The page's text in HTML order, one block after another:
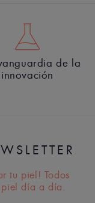
de la
innovación
tu piel! Todos
piel día a día.